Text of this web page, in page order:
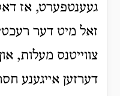
געענטפערט, אז
זאל מיט דער
צווייטנס מעלות,
דערזען אייגענע